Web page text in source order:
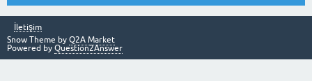
İletişim
Snow Theme by Q2A Market
Powered by Question2Answer